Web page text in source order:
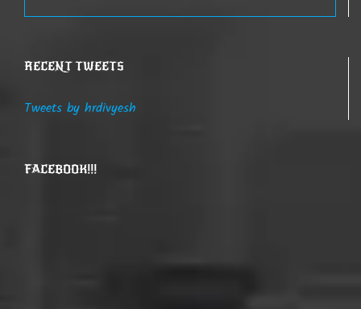
RECENT TWEETS
Tweets by hrdivyesh
FACEBOOK!!!